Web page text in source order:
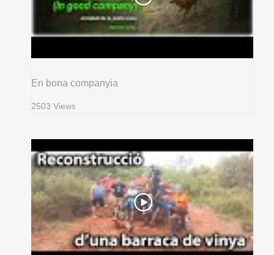
En bona companyia
2503 Views